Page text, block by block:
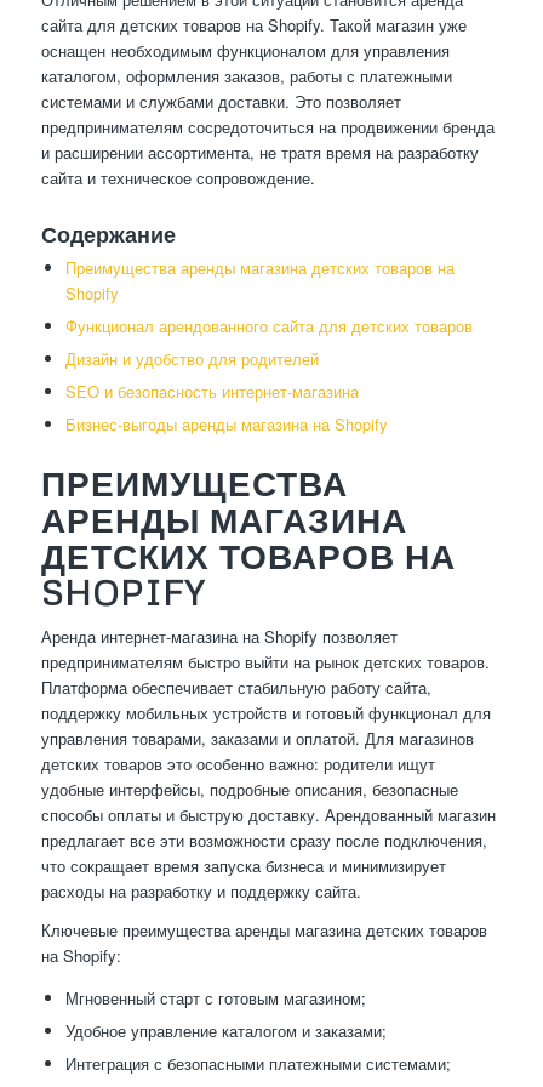
сайта для детских товаров на Shopify. Такой магазин уже
оснащен необходимым функционалом для управления
каталогом, оформления заказов, работы с платежными
системами и службами доставки. Это позволяет
предпринимателям сосредоточиться на продвижении бренда
и расширении ассортимента, не тратя время на разработку
сайта и техническое сопровождение.
Содержание
Преимущества аренды магазина детских товаров на
Shopify
Функционал арендованного сайта для детских товаров
Дизайн и удобство для родителей
SEO и безопасность интернет-магазина
Бизнес-выгоды аренды магазина на Shopify
ПРЕИМУЩЕСТВА
АРЕНДЫ МАГАЗИНА
ДЕТСКИХ ТОВАРОВ НА
SHOPIFY
Аренда интернет-магазина на Shopify позволяет
предпринимателям быстро выйти на рынок детских товаров.
Платформа обеспечивает стабильную работу сайта,
поддержку мобильных устройств и готовый функционал для
управления товарами, заказами и оплатой. Для магазинов
детских товаров это особенно важно: родители ищут
удобные интерфейсы, подробные описания, безопасные
способы оплаты и быструю доставку. Арендованный магазин
предлагает все эти возможности сразу после подключения,
что сокращает время запуска бизнеса и минимизирует
расходы на разработку и поддержку сайта.
Ключевые преимущества аренды магазина детских товаров
на Shopify:
Мгновенный старт с готовым магазином;
Удобное управление каталогом и заказами;
Интеграция с безопасными платежными системами;